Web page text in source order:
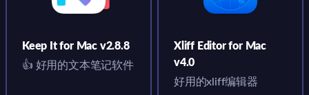
Keep It for Mac v2.8.8
👍 好用的文本笔记软件
Xliff Editor for Mac
v4.0
好用的xliff编辑器